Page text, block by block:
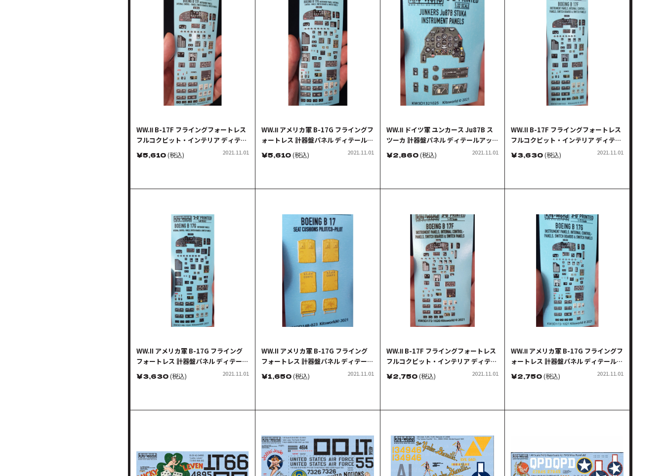
WW.Ⅱ B-17F フライングフォートレス
フルコクピット・インテリア ディテー
ルアップ 3Dデカール
￥5,610(税込) 2021.11.01
WW.Ⅱ アメリカ軍 B-17G フライングフ
ォートレス 計器盤パネル ディテールア
ップ 3Dデカール
￥5,610(税込) 2021.11.01
WW.Ⅱ ドイツ軍 ユンカース Ju87B ス
ツーカ 計器盤パネル ディテールアップ
3Dデカール
￥2,860(税込) 2021.11.01
WW.II B-17F フライングフォートレス
フルコクピット・インテリア ディテー
ルアップ 3Dデカール
￥3,630(税込) 2021.11.01
WW.II アメリカ軍 B-17G フライング
フォートレス 計器盤パネル ディテール
アップ 3Dデカール
￥3,630(税込) 2021.11.01
WW.II アメリカ軍 B-17G フライング
フォートレス 計器盤パネル ディテール
アップ 3Dデカール
￥1,650(税込) 2021.11.01
WW.Ⅱ B-17F フライングフォートレス
フルコクピット・インテリア ディテー
ルアップ 3Dデカール
￥2,750(税込) 2021.11.01
WW.Ⅱ アメリカ軍 B-17G フライングフ
ォートレス 計器盤パネル ディテールア
ップ 3Dデカール
￥2,750(税込) 2021.11.01